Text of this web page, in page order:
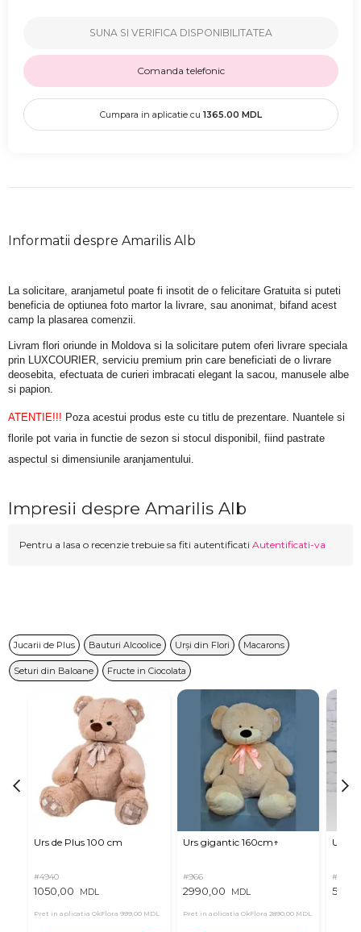
SUNA SI VERIFICA DISPONIBILITATEA
Comanda telefonic
Cumpara in aplicatie cu 1365.00 MDL
Informatii despre Amarilis Alb
La solicitare, aranjametul poate fi insotit de o felicitare Gratuita si puteti
beneficia de optiunea foto martor la livrare, sau anonimat, bifand acest
camp la plasarea comenzii.
Livram flori oriunde in Moldova si la solicitare putem oferi livrare speciala
prin LUXCOURIER, serviciu premium prin care beneficiati de o livrare
deosebita, efectuata de curieri imbracati elegant la sacou, manusele albe
si papion.
ATENTIE!!! Poza acestui produs este cu titlu de prezentare. Nuantele si
florile pot varia in functie de sezon si stocul disponibil, fiind pastrate
aspectul si dimensiunile aranjamentului.
Impresii despre Amarilis Alb
Pentru a lasa o recenzie trebuie sa fiti autentificati Autentificati-va
Jucarii de Plus Bauturi Alcoolice Urși din Flori Macarons
Seturi din Baloane Fructe in Ciocolata
Urs de Plus 100 cm
#4940
1050,00 MDL
Pret in aplicatia OkFlora 999,00 MDL
Urs gigantic 160cm↑
#966
2990,00 MDL
Pret in aplicatia OkFlora 2890,00 MDL
Urs
#11